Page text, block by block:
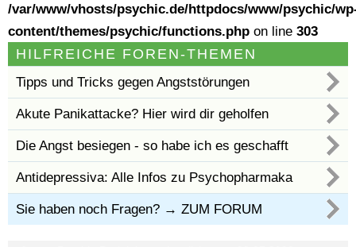
/var/www/vhosts/psychic.de/httpdocs/www/psychic/
content/themes/psychic/functions.php on line 303
HILFREICHE FOREN-THEMEN
Tipps und Tricks gegen Angststörungen
Akute Panikattacke? Hier wird dir geholfen
Die Angst besiegen - so habe ich es geschafft
Antidepressiva: Alle Infos zu Psychopharmaka
Sie haben noch Fragen? → ZUM FORUM